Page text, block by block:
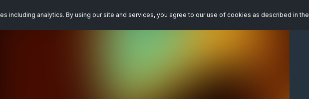
including analytics. By using our site and services, you agree to our use of cookies as described in the